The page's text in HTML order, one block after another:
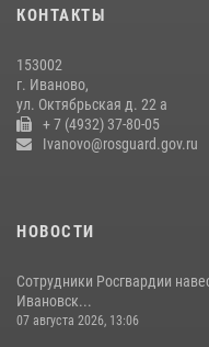
Сотрудники
16 июля 2026, 08:32
КОНТАКТЫ
153002
г. Иваново,
ул. Октябрьская д. 22 а
+ 7 (4932) 37-80-05
Ivanovo@rosguard.gov.ru
НОВОСТИ
Сотрудники Росгвардии
Ивановск...
07 августа 2026, 13:06